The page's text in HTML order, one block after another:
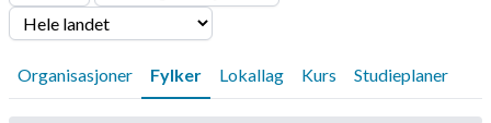
Organisasjoner Fylker Lokallag Kurs Studieplaner